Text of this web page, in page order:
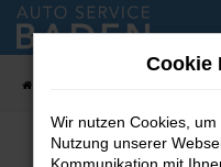
Zum
Hauptinhalt
Cookie
Wir nutzen Cookies,
Nutzung unserer